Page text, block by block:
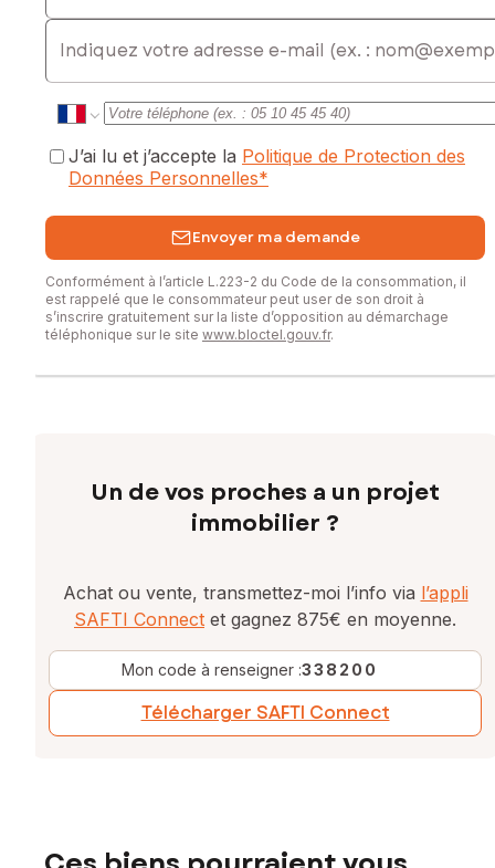
E-mail
J’ai lu et j’accepte la Politique de Protection des
Données Personnelles*
Envoyer ma demande
Conformément à l’article L.223-2 du Code de la consommation, il
est rappelé que le consommateur peut user de son droit à
s’inscrire gratuitement sur la liste d’opposition au démarchage
téléphonique sur le site www.bloctel.gouv.fr.
Un de vos proches a un projet
immobilier ?
Achat ou vente, transmettez-moi l’info via l’appli
SAFTI Connect et gagnez 875€ en moyenne.
Mon code à renseigner :338200
Télécharger SAFTI Connect